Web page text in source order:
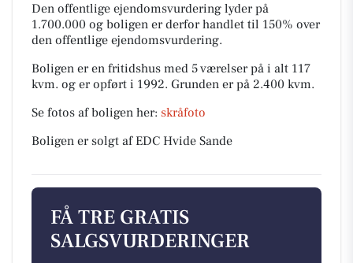
Den offentlige ejendomsvurdering lyder på
1.700.000 og boligen er derfor handlet til 150% over
den offentlige ejendomsvurdering.
Boligen er en fritidshus med 5 værelser på i alt 117
kvm. og er opført i 1992. Grunden er på 2.400 kvm.
Se fotos af boligen her: skråfoto
Boligen er solgt af EDC Hvide Sande
FÅ TRE GRATIS
SALGSVURDERINGER